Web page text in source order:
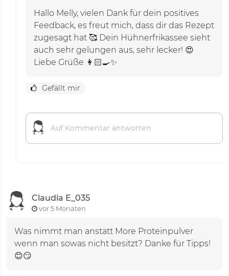
Hallo Melly, vielen Dank für dein positives
Feedback, es freut mich, dass dir das Rezept
zugesagt hat 🥰 Dein Hühnerfrikassee sieht
auch sehr gelungen aus, sehr lecker! 😍
Liebe Grüße 👩🏻‍🍳✨
Gefällt mir
Claudia E_035
vor 5 Monaten
Was nimmt man anstatt More Proteinpulver
wenn man sowas nicht besitzt? Danke für Tipps!
😊😏